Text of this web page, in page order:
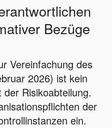
Bezüge
Vereinfachung des
2026) ist kein
Risikoabteilung.
der
ein.